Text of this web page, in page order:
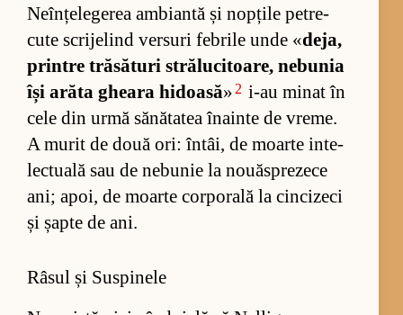
Ne­în­țe­le­ge­rea am­bi­antă și nop­țile pe­tre­
cute scri­je­lind ver­suri fe­brile unde «de­ja,
prin­tre tră­să­turi stră­lu­ci­toa­re, ne­bu­nia
își arăta ghe­ara hi­doasă» 2 i-au mi­nat în
cele din urmă să­nă­ta­tea îna­inte de vre­me.
A mu­rit de două ori: în­tâi, de moarte in­te­
lec­tu­ală sau de ne­bu­nie la no­uă­spre­zece
ani; apoi, de moarte cor­po­rală la cinci­zeci
și șapte de ani.
Râsul și Suspinele